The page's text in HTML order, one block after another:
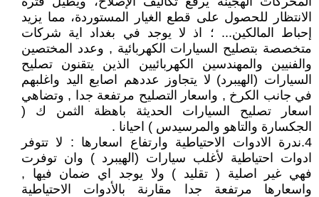
الانتظار للحصول على قطع الغيار المستوردة، مما يزيد
إحباط المالكين... ؛ اذ لا يوجد في بغداد اية شركات
متخصصة بتصليح السيارات الكهربائية , وعدد المختصين
والفنيين والمهندسين الكهربائيين الذين يتقنون تصليح
السيارات (الهيبرد) لا يتجاوز عددهم اصابع اليد واغلبهم
في جانب الكرخ , واسعار التصليح مرتفعة جدا , وتضاهي
اسعار تصليح السيارات الحديثة باهظة الثمن ك (
الجكسارة والتاهو والمرسيدس ) احيانا .
4.ندرة الادوات الاحتياطية وارتفاع اسعارها : لا تتوفر
ادوات احتياطية لأغلب سيارات (الهيبرد ) وان توفرت
فهي غير اصلية ( تقليد ) ولا يوجد اي ضمان فيها ,
واسعارها مرتفعة جدا مقارنة بالأدوات الاحتياطية